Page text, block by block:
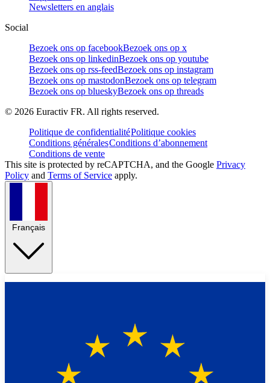
Newsletters en anglais
Social
Bezoek ons op facebookBezoek ons op x
Bezoek ons op linkedinBezoek ons op youtube
Bezoek ons op rss-feedBezoek ons op instagram
Bezoek ons op mastodonBezoek ons op telegram
Bezoek ons op blueskyBezoek ons op threads
© 2026 Euractiv FR. All rights reserved.
Politique de confidentialitéPolitique cookies
Conditions généralesConditions d’abonnement
Conditions de vente
This site is protected by reCAPTCHA, and the Google Privacy
Policy and Terms of Service apply.
Français